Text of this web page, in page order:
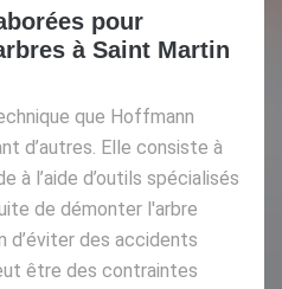
pour
à Saint Martin
que Hoffmann
d’autres. Elle consiste à
à l’aide d’outils spécialisés
de démonter l'arbre
d’éviter des accidents
être des contraintes